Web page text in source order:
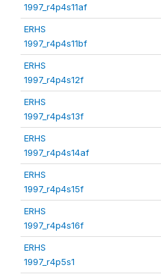
1997_r4p4s11af
ERHS
1997_r4p4s11bf
ERHS
1997_r4p4s12f
ERHS
1997_r4p4s13f
ERHS
1997_r4p4s14af
ERHS
1997_r4p4s15f
ERHS
1997_r4p4s16f
ERHS
1997_r4p5s1